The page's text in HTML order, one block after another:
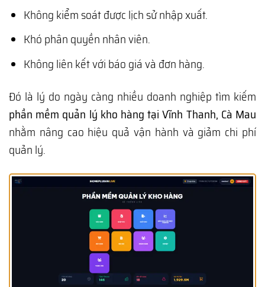
Không kiểm soát được lịch sử nhập xuất.
Khó phân quyền nhân viên.
Không liên kết với báo giá và đơn hàng.
Đó là lý do ngày càng nhiều doanh nghiệp tìm kiếm
phần mềm quản lý kho hàng tại Vĩnh Thanh, Cà Mau
nhằm nâng cao hiệu quả vận hành và giảm chi phí
quản lý.